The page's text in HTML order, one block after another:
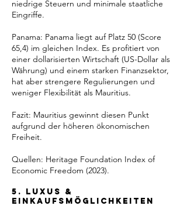
niedrige Steuern und minimale staatliche
Eingriffe.
Panama: Panama liegt auf Platz 50 (Score
65,4) im gleichen Index. Es profitiert von
einer dollarisierten Wirtschaft (US-Dollar als
Währung) und einem starken Finanzsektor,
hat aber strengere Regulierungen und
weniger Flexibilität als Mauritius.
Fazit: Mauritius gewinnt diesen Punkt
aufgrund der höheren ökonomischen
Freiheit.
Quellen: Heritage Foundation Index of
Economic Freedom (2023).
5. Luxus &
Einkaufsmöglichkeiten